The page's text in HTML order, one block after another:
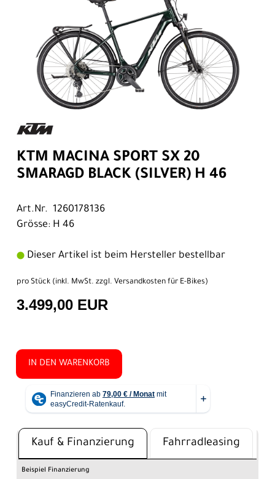
KTM MACINA SPORT SX 20
SMARAGD BLACK (SILVER) H 46
Art.Nr. 1260178136
Grösse: H 46
Dieser Artikel ist beim Hersteller bestellbar
pro Stück (inkl. MwSt. zzgl. Versandkosten für E-Bikes)
3.499,00 EUR
IN DEN WARENKORB
Kauf & Finanzierung Fahrradleasing
Beispiel Finanzierung